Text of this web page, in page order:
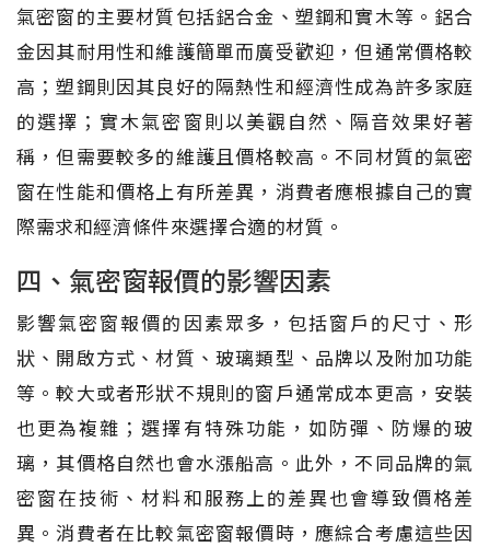
氣密窗的主要材質包括鋁合金、塑鋼和實木等。鋁合
金因其耐用性和維護簡單而廣受歡迎，但通常價格較
高；塑鋼則因其良好的隔熱性和經濟性成為許多家庭
的選擇；實木氣密窗則以美觀自然、隔音效果好著
稱，但需要較多的維護且價格較高。不同材質的氣密
窗在性能和價格上有所差異，消費者應根據自己的實
際需求和經濟條件來選擇合適的材質。
四、氣密窗報價的影響因素
影響氣密窗報價的因素眾多，包括窗戶的尺寸、形
狀、開啟方式、材質、玻璃類型、品牌以及附加功能
等。較大或者形狀不規則的窗戶通常成本更高，安裝
也更為複雜；選擇有特殊功能，如防彈、防爆的玻
璃，其價格自然也會水漲船高。此外，不同品牌的氣
密窗在技術、材料和服務上的差異也會導致價格差
異。消費者在比較氣密窗報價時，應綜合考慮這些因